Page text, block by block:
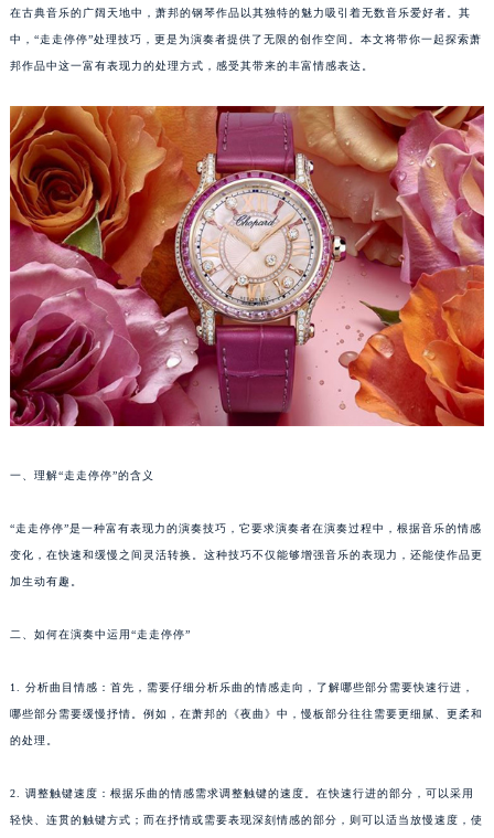
在古典音乐的广阔天地中，萧邦的钢琴作品以其独特的魅力吸引着无数音乐爱好者。其
中，“走走停停”处理技巧，更是为演奏者提供了无限的创作空间。本文将带你一起探索萧
邦作品中这一富有表现力的处理方式，感受其带来的丰富情感表达。
一、理解“走走停停”的含义
“走走停停”是一种富有表现力的演奏技巧，它要求演奏者在演奏过程中，根据音乐的情感
变化，在快速和缓慢之间灵活转换。这种技巧不仅能够增强音乐的表现力，还能使作品更
加生动有趣。
二、如何在演奏中运用“走走停停”
1. 分析曲目情感：首先，需要仔细分析乐曲的情感走向，了解哪些部分需要快速行进，
哪些部分需要缓慢抒情。例如，在萧邦的《夜曲》中，慢板部分往往需要更细腻、更柔和
的处理。
2. 调整触键速度：根据乐曲的情感需求调整触键的速度。在快速行进的部分，可以采用
轻快、连贯的触键方式；而在抒情或需要表现深刻情感的部分，则可以适当放慢速度，使